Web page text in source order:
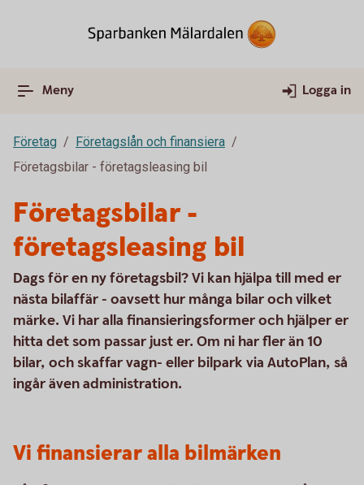
Meny Logga in
Företag
Företagslån och finansiera
Företagsbilar - företagsleasing bil
Företagsbilar -
företagsleasing bil
Dags för en ny företagsbil? Vi kan hjälpa till med er
nästa bilaffär - oavsett hur många bilar och vilket
märke. Vi har alla finansieringsformer och hjälper er
hitta det som passar just er. Om ni har fler än 10
bilar, och skaffar vagn- eller bilpark via AutoPlan, så
ingår även administration.
Vi finansierar alla bilmärken